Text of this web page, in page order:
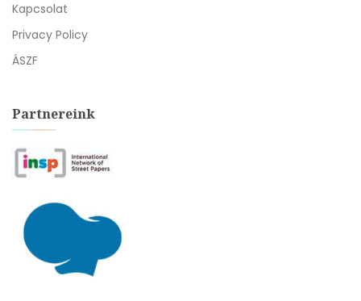
Kapcsolat
Privacy Policy
ÁSZF
Partnereink